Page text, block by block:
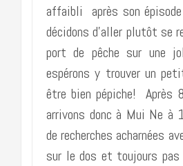
affaibli après son épisode
décidons d’aller plutôt se
port de pêche sur une
espérons y trouver un
être bien pépiche! Après
arrivons donc à Mui Ne à
de recherches acharnées
sur le dos et toujours pas